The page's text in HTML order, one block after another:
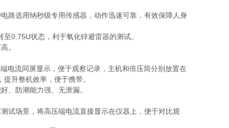
路选用纳秒级专用传感器，动作迅速可靠，有效保障人身
0.75U状态，利于氧化锌避雷器的测试。
。
电流同屏显示，便于观察记录，主机和倍压筒分别放置在
升整机效率，便于携带。
、防潮能力强、无泄漏。
试场景，将高压端电流直接显示在仪器上，便于对比观